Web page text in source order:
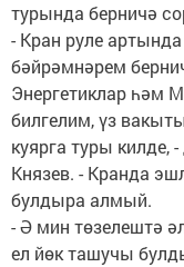
турында берничә
- Кран руле
бәйрәмнәрем
Энергетиклар һәм
билгелим, үз
куярга туры килде,
Князев. - Кранда
булдыра алмый.
- Ә мин төзелештә
ел йөк ташучы